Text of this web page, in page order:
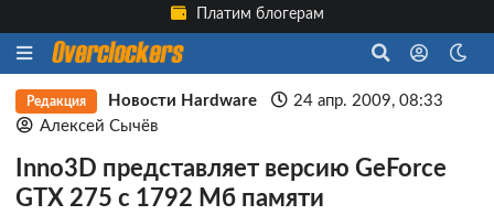
Платим блогерам
Редакция Новости Hardware
24 апр. 2009, 08:33
Алексей Сычёв
Inno3D представляет версию GeForce
GTX 275 с 1792 Мб памяти